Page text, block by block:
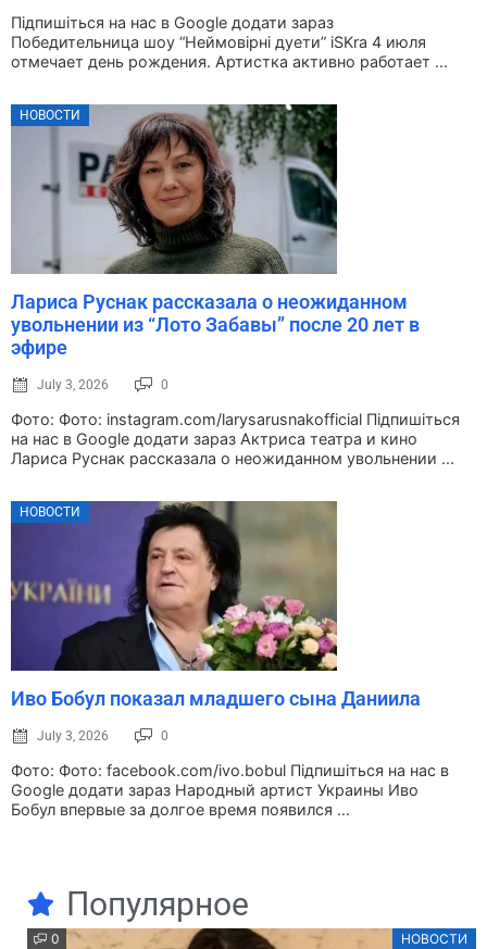
Підпишіться на нас в Google додати зараз
Победительница шоу “Неймовірні дуети” iSKra 4 июля
отмечает день рождения. Артистка активно работает ...
НОВОСТИ
Лариса Руснак рассказала о неожиданном
увольнении из “Лото Забавы” после 20 лет в
эфире
July 3, 2026 0
Фото: Фото: instagram.com/larysarusnakofficial Підпишіться
на нас в Google додати зараз Актриса театра и кино
Лариса Руснак рассказала о неожиданном увольнении ...
НОВОСТИ
Иво Бобул показал младшего сына Даниила
July 3, 2026 0
Фото: Фото: facebook.com/ivo.bobul Підпишіться на нас в
Google додати зараз Народный артист Украины Иво
Бобул впервые за долгое время появился ...
Популярное
0 НОВОСТИ